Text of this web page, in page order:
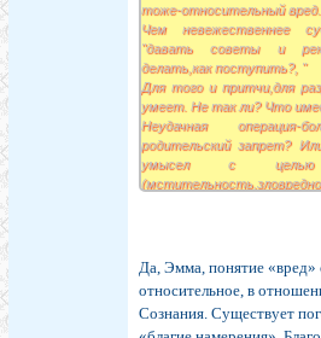
тоже-относительный вред...
Чем невежественнее
"давать советы и
делать,как поступить?, "
Для того и притчи,для
умеет. Не так ли? Что
Неудачная операция-
родительский запрет?
умысел с целью
Да, Эмма, понятие «вред»
относительное, в
Сознания. Существует